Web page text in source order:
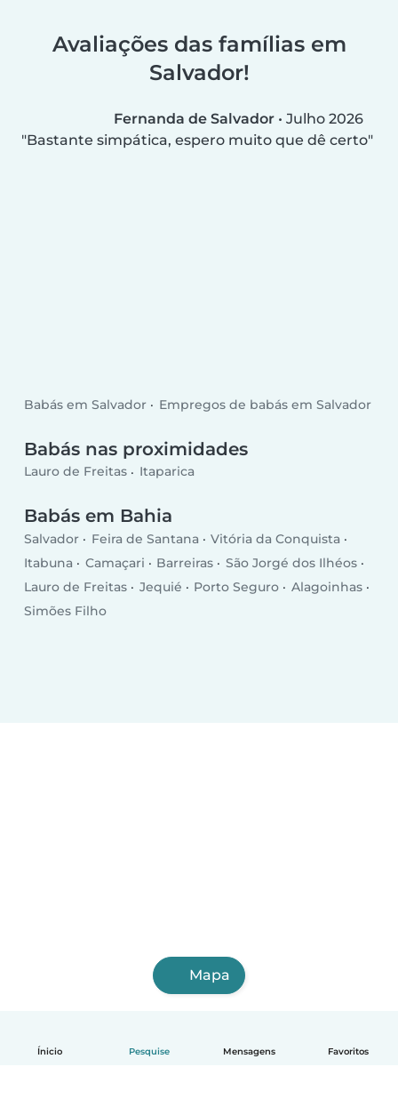
Ínicio Pesquise Mensagens Favoritos
Avaliações das famílias em
Salvador!
Fernanda de Salvador • Julho 2026
Bastante simpática, espero muito que dê certo
Babás em Salvador Empregos de babás em Salvador
Babás nas proximidades
Lauro de Freitas Itaparica
Babás em Bahia
Salvador Feira de Santana
Vitória da Conquista
Itabuna
Camaçari Barreiras
São Jorgé dos Ilhéos
Lauro de Freitas
Jequié Porto Seguro
Alagoinhas
Simões Filho
Mapa